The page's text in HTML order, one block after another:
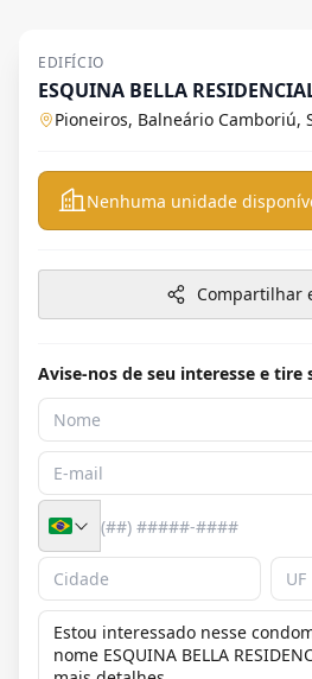
EDIFÍCIO
ESQUINA BELLA
Pioneiros, Balneário Camboriú,
Nenhuma unidade
Compartilhar
Avise-nos de seu interesse e tire